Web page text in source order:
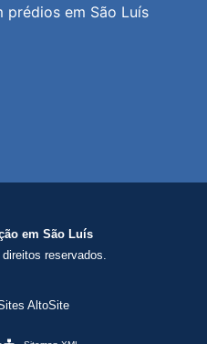
prédios em São Luís
em São Luís
reservados.
AltoSite